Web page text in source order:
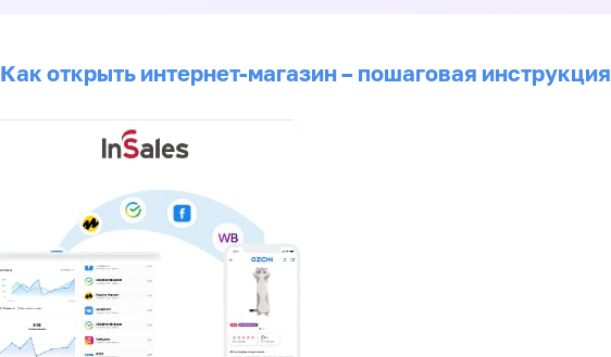
Как открыть интернет-магазин – пошаговая инструкция